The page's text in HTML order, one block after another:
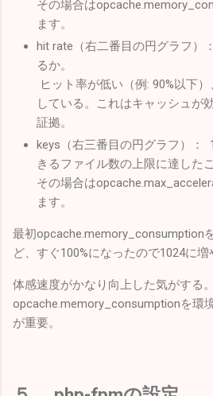
その場合は
ます。
hit rate（右二番目の円グラフ）
るか。
ヒット率が低い（例: 90%以下
している。これはキャッシュが
証拠。
keys（右三番目の円グラフ）：
きるファイル数の上限に達した
その場合は
ます。
最初opcache.memory_consumption
ど、すぐ100%になったので1024に増
体感速度がかなり向上した気がする。
opcache.memory_consumptionを環
が重要。